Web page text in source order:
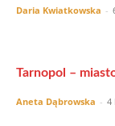
Daria Kwiatkowska -
Tarnopol –
Aneta Dąbrowska - 4